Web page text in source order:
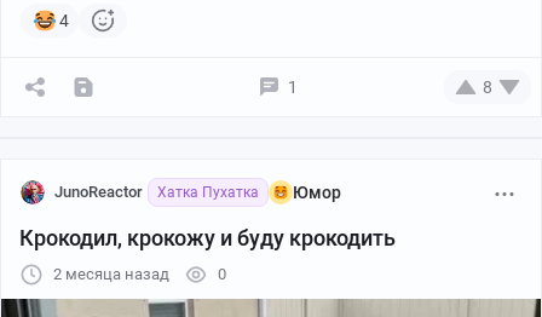
4
1 8
JunoReactor Хатка Пухатка Юмор
Крокодил, крокожу и буду крокодить
2 месяца назад 0